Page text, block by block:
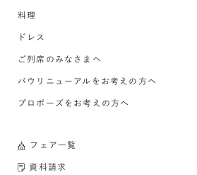
料理
ドレス
ご列席のみなさまへ
バウリニューアルをお考えの方へ
プロポーズをお考えの方へ
フェア一覧
資料請求